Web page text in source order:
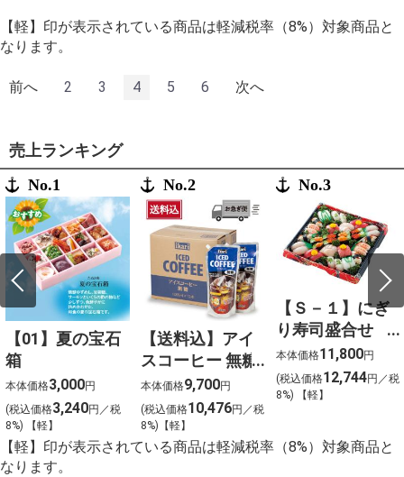
【軽】印が表示されている商品は軽減税率（8%）対象商品と
なります。
前へ 2 3 4 5 6 次へ
売上ランキング
No.1
【01】夏の宝石
箱
本体価格3,000円
(税込価格3,240円／税
8%) 【軽】
No.2
【送料込】アイ
スコーヒー 無糖
〈ケース販売〉
本体価格9,700円
(税込価格10,476円／税
8%)【軽】
No.3
【Ｓ－１】にぎ
り寿司盛合せ
（上）〈４人
前〉
本体価格11,800円
(税込価格12,744円／税
8%) 【軽】
【軽】印が表示されている商品は軽減税率（8%）対象商品と
なります。